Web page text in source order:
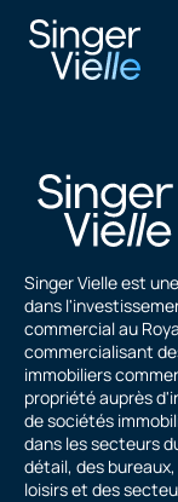
Singer Vielle est
dans
commercial au
commercialisant
immobiliers
propriété auprès
de sociétés
dans les secteurs
détail, des
loisirs et des